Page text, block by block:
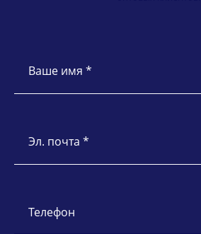
Ваше имя *
Эл. почта *
Телефон